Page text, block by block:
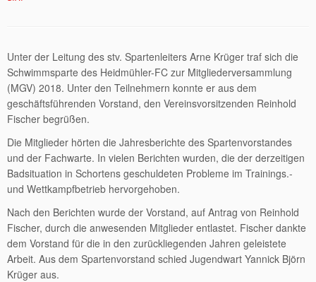
Unter der Leitung des stv. Spartenleiters Arne Krüger traf sich die
Schwimmsparte des Heidmühler-FC zur Mitgliederversammlung
(MGV) 2018. Unter den Teilnehmern konnte er aus dem
geschäftsführenden Vorstand, den Vereinsvorsitzenden Reinhold
Fischer begrüßen.
Die Mitglieder hörten die Jahresberichte des Spartenvorstandes
und der Fachwarte. In vielen Berichten wurden, die der derzeitigen
Badsituation in Schortens geschuldeten Probleme im Trainings.-
und Wettkampfbetrieb hervorgehoben.
Nach den Berichten wurde der Vorstand, auf Antrag von Reinhold
Fischer, durch die anwesenden Mitglieder entlastet. Fischer dankte
dem Vorstand für die in den zurückliegenden Jahren geleistete
Arbeit. Aus dem Spartenvorstand schied Jugendwart Yannick Björn
Krüger aus.